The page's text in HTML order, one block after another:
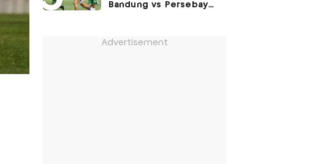
Bandung vs Persebaya
Advertisement